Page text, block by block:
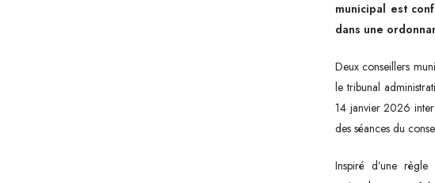
municipal est
dans une
Deux conseillers
le tribunal
14 janvier 2026
des séances du
Inspiré d’une